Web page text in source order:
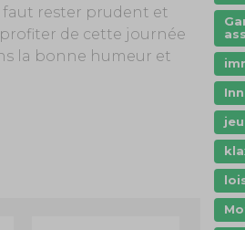
faut rester prudent et
de cette journée
la bonne humeur et